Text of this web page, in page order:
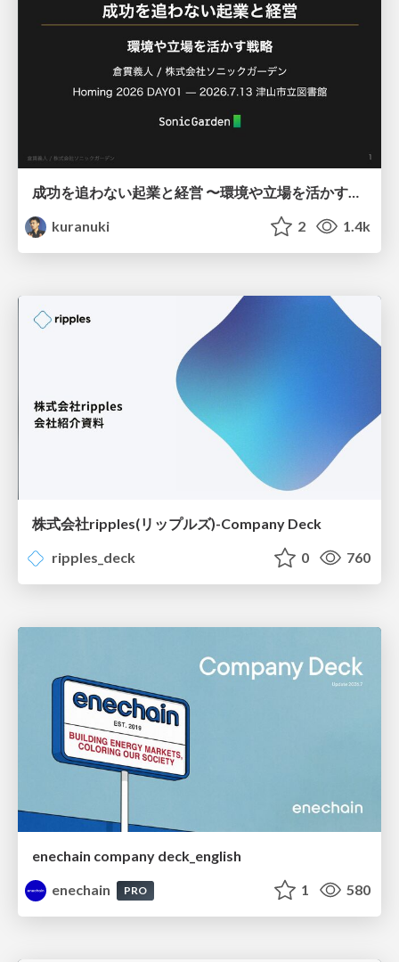
成功を追わない起業と経営 〜環境や立場を活かす戦略（Homing 2026）
kuranuki
2 1.4k
株式会社ripples(リップルズ)-Company Deck
ripples_deck
0 760
enechain company deck_english
enechain
PRO 1 580